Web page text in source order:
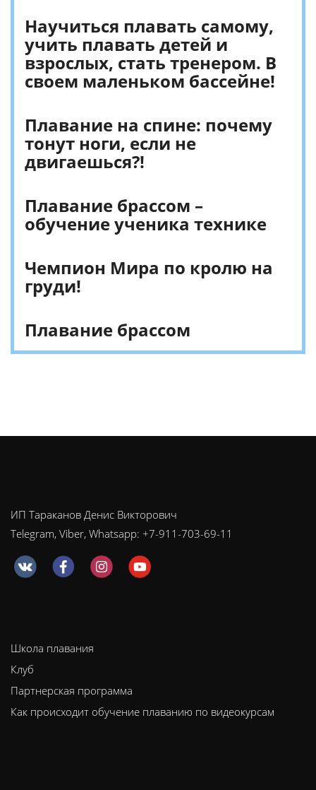
Научиться плавать самому,
учить плавать детей и
взрослых, стать тренером. В
своем маленьком бассейне!
Плавание на спине: почему
тонут ноги, если не
двигаешься?!
Плавание брассом –
обучение ученика технике
Чемпион Мира по кролю на
груди!
Плавание брассом
ИП Тараканов Денис Викторович
Telegram, Viber, Whatsapp: +7-911-703-69-11
Школа плавания
Клуб
Партнерская программа
Как происходит обучение плаванию по видеокурсам